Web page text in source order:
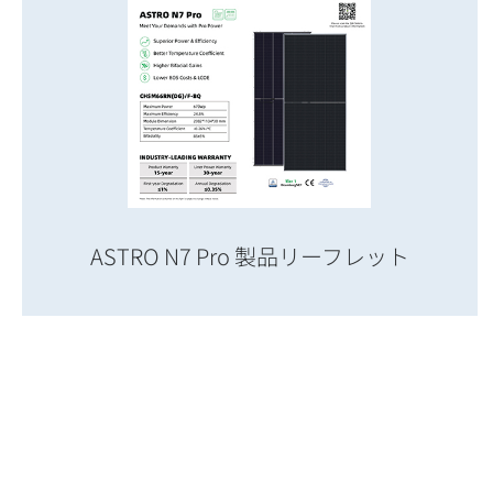
ASTRO N7 Pro 製品リーフレット